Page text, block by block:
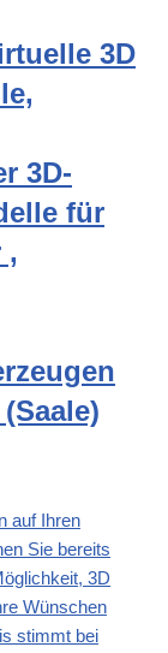
3D
3D-
für
,
auf Ihren
Sie bereits
3D
Wünschen
stimmt bei